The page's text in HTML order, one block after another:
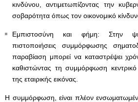
κινδύνου, αντιμετωπίζοντας την
σοβαρότητα όπως τον οικονομικό
Εμπιστοσύνη και φήμη: Στην
πιστοποιήσεις συμμόρφωσης
παραβίαση μπορεί να καταστρέψει
καθιστώντας τη συμμόρφωση κεντρικό
της εταιρικής εικόνας.
Η συμμόρφωση, είναι πλέον